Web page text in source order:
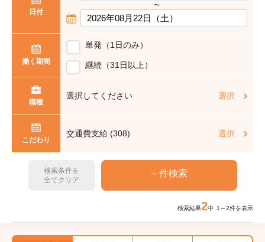
日付
〜
働く期間
単発（1日のみ）
継続（31日以上）
職種
選択してください 選択
こだわり
交通費支給 (308) 選択
検索条件を
全てクリア
検索結果2中 1～2件を表示